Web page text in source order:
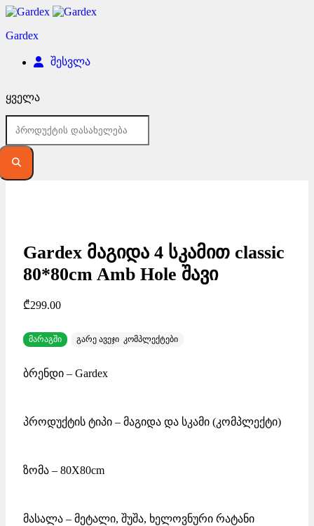
Gardex
შესვლა
ყველა
Gardex მაგიდა 4 სკამით classic
80*80cm Amb Hole შავი
₾299.00
მარაგში გარე ავეჯი კომპლექტები
ბრენდი – Gardex
პროდუქტის ტიპი – მაგიდა და სკამი (კომპლექტი)
ზომა – 80X80cm
მასალა – მეტალი, შუშა, ხელოვნური რატანი